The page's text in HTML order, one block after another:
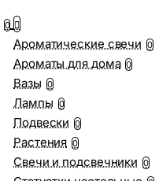
0
Ароматические свечи 0
Ароматы для дома 0
Вазы 0
Лампы 0
Подвески 0
Растения 0
Свечи и подсвечники 0